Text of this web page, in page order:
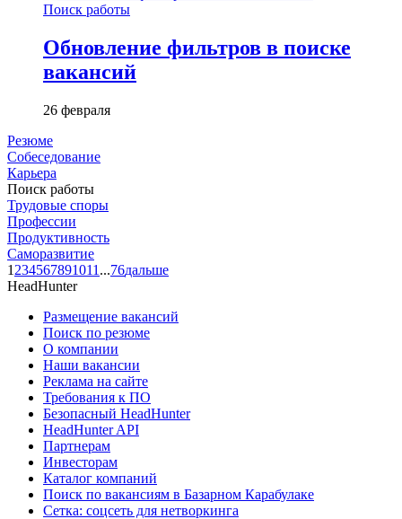
Поиск работы
Обновление фильтров в поиске
вакансий
26 февраля
Резюме
Собеседование
Карьера
Поиск работы
Трудовые споры
Профессии
Продуктивность
Саморазвитие
1 234567891011 ...76дальше
HeadHunter
Размещение вакансий
Поиск по резюме
О компании
Наши вакансии
Реклама на сайте
Требования к ПО
Безопасный HeadHunter
HeadHunter API
Партнерам
Инвесторам
Каталог компаний
Поиск по вакансиям в Базарном Карабулаке
Сетка: соцсеть для нетворкинга